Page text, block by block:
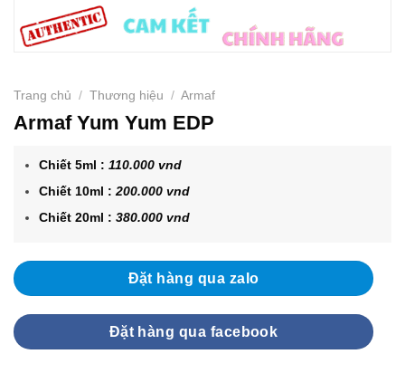
Trang chủ / Thương hiệu / Armaf
Armaf Yum Yum EDP
Chiết 5ml :110.000 vnd
Chiết 10ml :200.000 vnd
Chiết 20ml :380.000 vnd
Đặt hàng qua zalo
Đặt hàng qua facebook